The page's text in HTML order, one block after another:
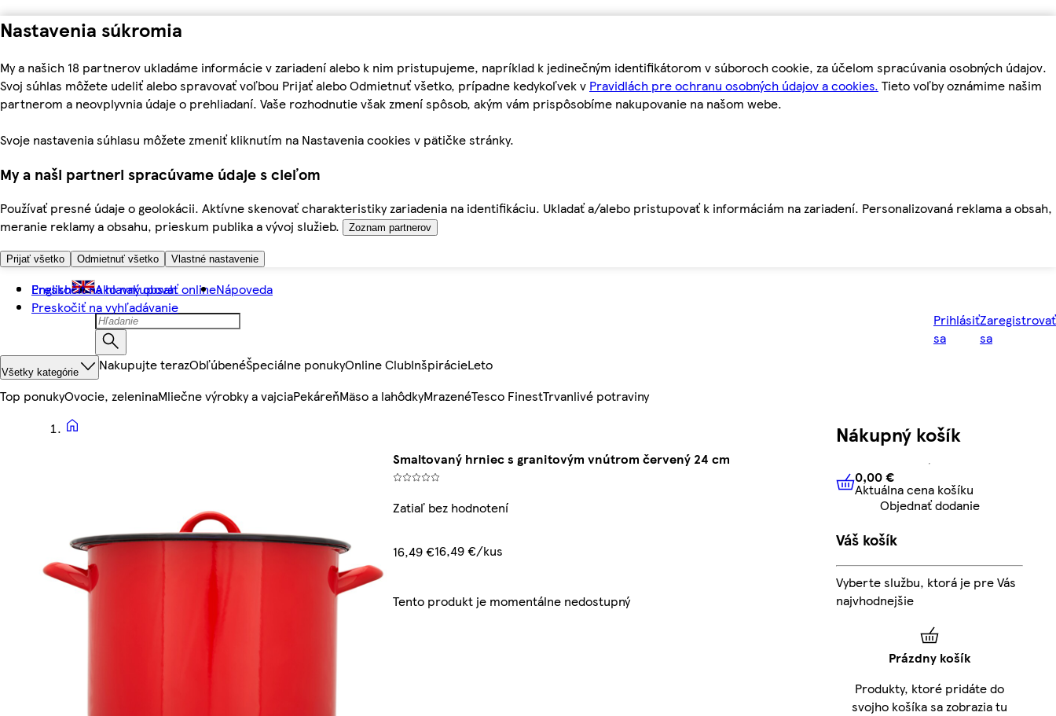
Nastavenia súkromia
My a našich 18 partnerov ukladáme informácie v zariadení alebo k nim pristupujeme, napríklad k jedinečným identifikátorom v súboroch cookie, za účelom spracúvania osobných údajov.
Svoj súhlas môžete udeliť alebo spravovať voľbou Prijať alebo Odmietnuť všetko, prípadne kedykoľvek v Pravidlách pre ochranu osobných údajov a cookies. Tieto voľby oznámime našim
partnerom a neovplyvnia údaje o prehliadaní. Vaše rozhodnutie však zmení spôsob, akým vám prispôsobíme nakupovanie na našom webe.
Svoje nastavenia súhlasu môžete zmeniť kliknutím na Nastavenia cookies v pätičke stránky.
My a naši partneri spracúvame údaje s cieľom
Používať presné údaje o geolokácii. Aktívne skenovať charakteristiky zariadenia na identifikáciu. Ukladať a/alebo pristupovať k informáciám na zariadení. Personalizovaná reklama a obsah,
meranie reklamy a obsahu, prieskum publika a vývoj služieb.
Zoznam partnerov
Prijať všetko Odmietnuť všetko Vlastné nastavenie
Preskočiť na hlavný obsah
Preskočiť na vyhľadávanie
English Ako nakupovať onlineNápoveda
Prihlásiť
sa
Zaregistrovať
sa
Všetky kategórie Nakupujte terazObľúbenéŠpeciálne ponukyOnline ClubInšpirácieLeto
Top ponukyOvocie, zeleninaMliečne výrobky a vajciaPekáreňMäso a lahôdkyMrazenéTesco FinestTrvanlivé potraviny
Smaltovaný hrniec s granitovým vnútrom červený 24 cm
Zatiaľ bez hodnotení
16,49 €16,49 €/kus
Tento produkt je momentálne nedostupný
Nákupný košík
0,00 € Aktuálna cena košíku
0,00 €
Aktuálna cena košíku
Objednať dodanie
Váš košík
Vyberte službu, ktorá je pre Vás
najvhodnejšie
Prázdny košík
Produkty, ktoré pridáte do
svojho košíka sa zobrazia tu